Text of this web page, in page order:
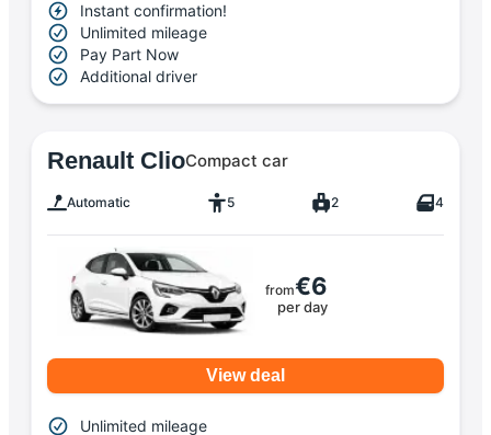
Instant confirmation!
Unlimited mileage
Pay Part Now
Additional driver
Renault ClioCompact car
Automatic 5 2 4
from€6
per day
View deal
Unlimited mileage